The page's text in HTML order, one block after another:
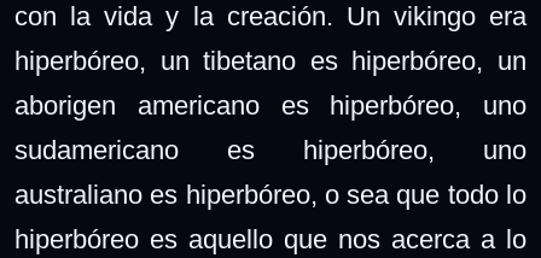
con la vida y la creación. Un vikingo era
hiperbóreo, un tibetano es hiperbóreo, un
aborigen americano es hiperbóreo, uno
sudamericano es hiperbóreo, uno
australiano es hiperbóreo, o sea que todo lo
hiperbóreo es aquello que nos acerca a lo